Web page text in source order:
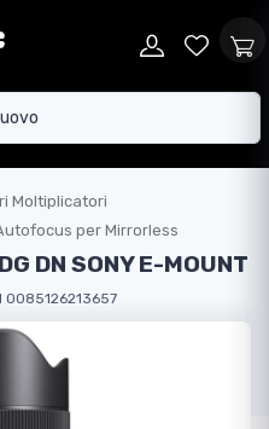
Moltiplicatori
per Mirrorless
DN SONY E-MOUNT
0085126213657